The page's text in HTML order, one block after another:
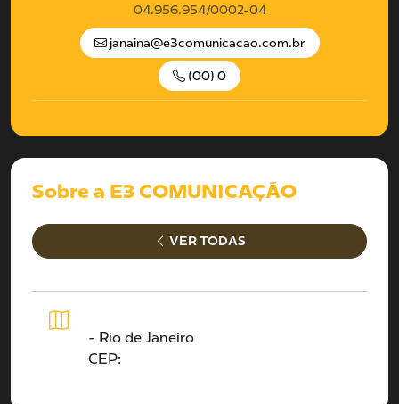
04.956.954/0002-04
janaina@e3comunicacao.com.br
(00) 0
Sobre a E3 COMUNICAÇÃO
VER TODAS
- Rio de Janeiro
CEP: